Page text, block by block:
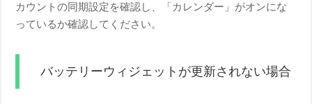
カウントの同期設定を確認し、「カレンダー」がオンにな
っているか確認してください。
バッテリーウィジェットが更新されない場合